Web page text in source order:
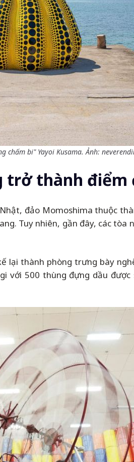
chấm bi" Yayoi Kusama. Ảnh:
trở thành
đảo Momoshima thuộc
Tuy nhiên, gần đây, các
thành phòng trưng bày
với 500 thùng đựng dầu